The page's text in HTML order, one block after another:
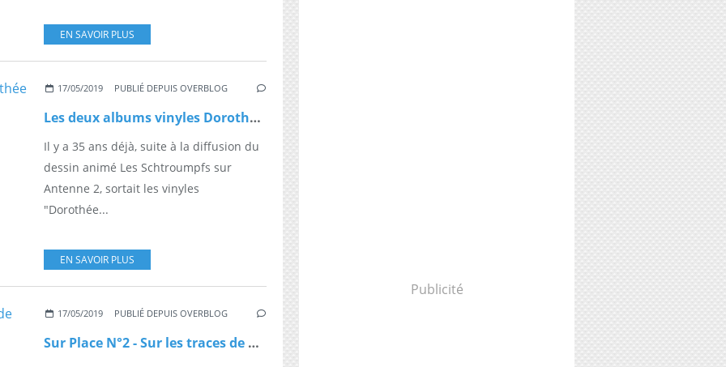
EN SAVOIR PLUS
17/05/2019 PUBLIÉ DEPUIS OVERBLOG
Les deux albums vinyles Dorothée et les Schtroumpfs désormais disponible sur les plateformes digitales
Il y a 35 ans déjà, suite à la diffusion du
dessin animé Les Schtroumpfs sur
Antenne 2, sortait les vinyles
"Dorothée...
EN SAVOIR PLUS
17/05/2019 PUBLIÉ DEPUIS OVERBLOG
Sur Place N°2 - Sur les traces de Code Lyoko
Publicité